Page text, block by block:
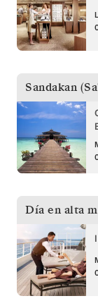
Sandakan
Día en alta